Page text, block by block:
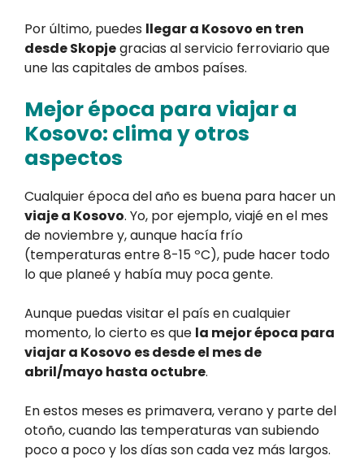
Por último, puedes llegar a Kosovo en tren
desde Skopjegracias al servicio ferroviario que
une las capitales de ambos países.
Mejor época para viajar a
Kosovo: clima y otros
aspectos
Cualquier época del año es buena para hacer un
viaje a Kosovo. Yo, por ejemplo, viajé en el mes
de noviembre y, aunque hacía frío
(temperaturas entre 8-15 ºC), pude hacer todo
lo que planeé y había muy poca gente.
Aunque puedas visitar el país en cualquier
momento, lo cierto es que la mejor época para
viajar a Kosovo es desde el mes de
abril/mayo hasta octubre.
En estos meses es primavera, verano y parte del
otoño, cuando las temperaturas van subiendo
poco a poco y los días son cada vez más largos.